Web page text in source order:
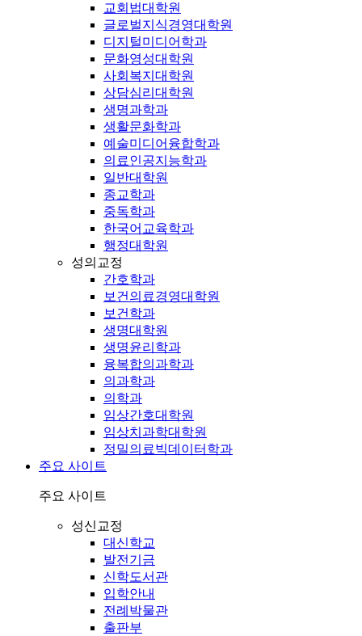
교회법대학원
글로벌지식경영대학원
디지털미디어학과
문화영성대학원
사회복지대학원
상담심리대학원
생명과학과
생활문화학과
예술미디어융합학과
의료인공지능학과
일반대학원
종교학과
중독학과
한국어교육학과
행정대학원
성의교정
간호학과
보건의료경영대학원
보건학과
생명대학원
생명윤리학과
융복합의과학과
의과학과
의학과
임상간호대학원
임상치과학대학원
정밀의료빅데이터학과
주요 사이트
주요 사이트
성신교정
대신학교
발전기금
신학도서관
입학안내
전례박물관
출판부